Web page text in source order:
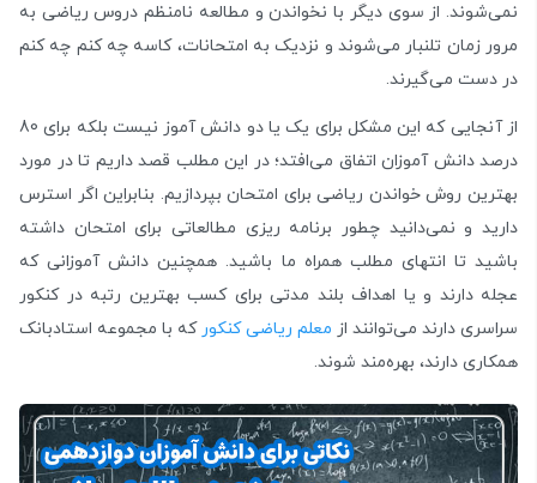
نمی‌شوند. از سوی دیگر با نخواندن و مطالعه نامنظم دروس ریاضی به
مرور زمان تلنبار می‌شوند و نزدیک به امتحانات، کاسه چه کنم چه کنم
در دست می‌گیرند.
از آنجایی که این مشکل برای یک یا دو دانش آموز نیست بلکه برای 80
درصد دانش آموزان اتفاق می‌افتد؛ در این مطلب قصد داریم تا در مورد
بهترین روش خواندن ریاضی برای امتحان بپردازیم. بنابراین اگر استرس
دارید و نمی‌دانید چطور برنامه ریزی مطالعاتی برای امتحان داشته
باشید تا انتهای مطلب همراه ما باشید. همچنین دانش آموزانی که
عجله دارند و یا اهداف بلند مدتی برای کسب بهترین رتبه در کنکور
سراسری دارند می‌توانند از معلم ریاضی کنکور که با مجموعه استادبانک
همکاری دارند، بهره‌مند شوند.